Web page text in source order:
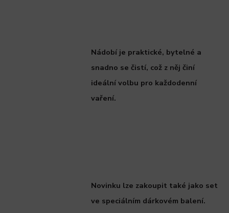
Nádobí je praktické, bytelné a
snadno se čistí, což z něj činí
ideální volbu pro každodenní
vaření.
Novinku lze zakoupit také jako set
ve speciálním dárkovém balení.